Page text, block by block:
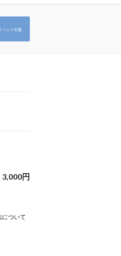
ベント応援
3,000円
について